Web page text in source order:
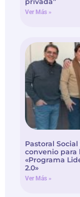
Ver Más »
Pastoral
convenio para
«Programa
2.0»
Ver Más »